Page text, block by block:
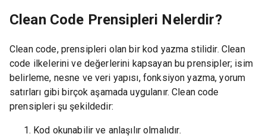
Clean Code Prensipleri Nelerdir?
Clean code, prensipleri olan bir kod yazma stilidir. Clean
code ilkelerini ve değerlerini kapsayan bu prensipler; isim
belirleme, nesne ve veri yapısı, fonksiyon yazma, yorum
satırları gibi birçok aşamada uygulanır. Clean code
prensipleri şu şekildedir:
Kod okunabilir ve anlaşılır olmalıdır.